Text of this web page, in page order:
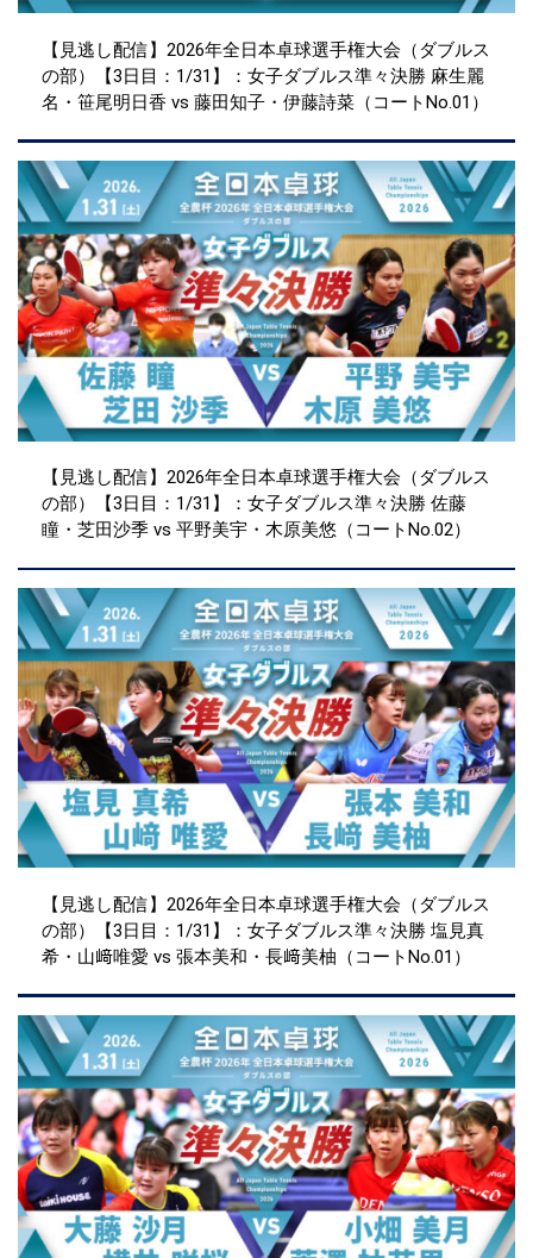
【見逃し配信】2026年全日本卓球選手権大会（ダブルス
の部）【3日目：1/31】：女子ダブルス準々決勝 麻生麗
名・笹尾明日香 vs 藤田知子・伊藤詩菜（コートNo.01）
【見逃し配信】2026年全日本卓球選手権大会（ダブルス
の部）【3日目：1/31】：女子ダブルス準々決勝 佐藤
瞳・芝田沙季 vs 平野美宇・木原美悠（コートNo.02）
【見逃し配信】2026年全日本卓球選手権大会（ダブルス
の部）【3日目：1/31】：女子ダブルス準々決勝 塩見真
希・山﨑唯愛 vs 張本美和・長﨑美柚（コートNo.01）